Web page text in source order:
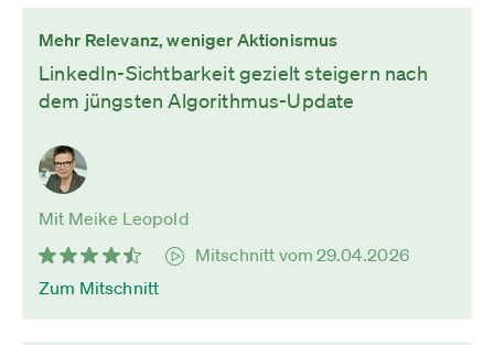
Mehr Relevanz, weniger Aktionismus
LinkedIn-Sichtbarkeit gezielt steigern nach
dem jüngsten Algorithmus-Update
Mit Meike Leopold
Mitschnitt vom 29.04.2026
Zum Mitschnitt